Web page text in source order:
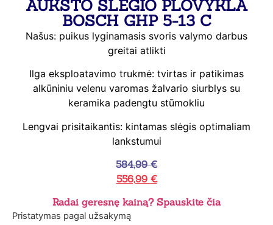
AUKŠTO SLĖGIO PLOVYKLA
BOSCH GHP 5-13 C
Našus: puikus lyginamasis svoris valymo darbus
greitai atlikti
Ilga eksploatavimo trukmė: tvirtas ir patikimas
alkūniniu velenu varomas žalvario siurblys su
keramika padengtu stūmokliu
Lengvai prisitaikantis: kintamas slėgis optimaliam
lankstumui
584,99€
556,99 €
Radai geresnę kainą? Spauskite čia
Pristatymas pagal užsakymą